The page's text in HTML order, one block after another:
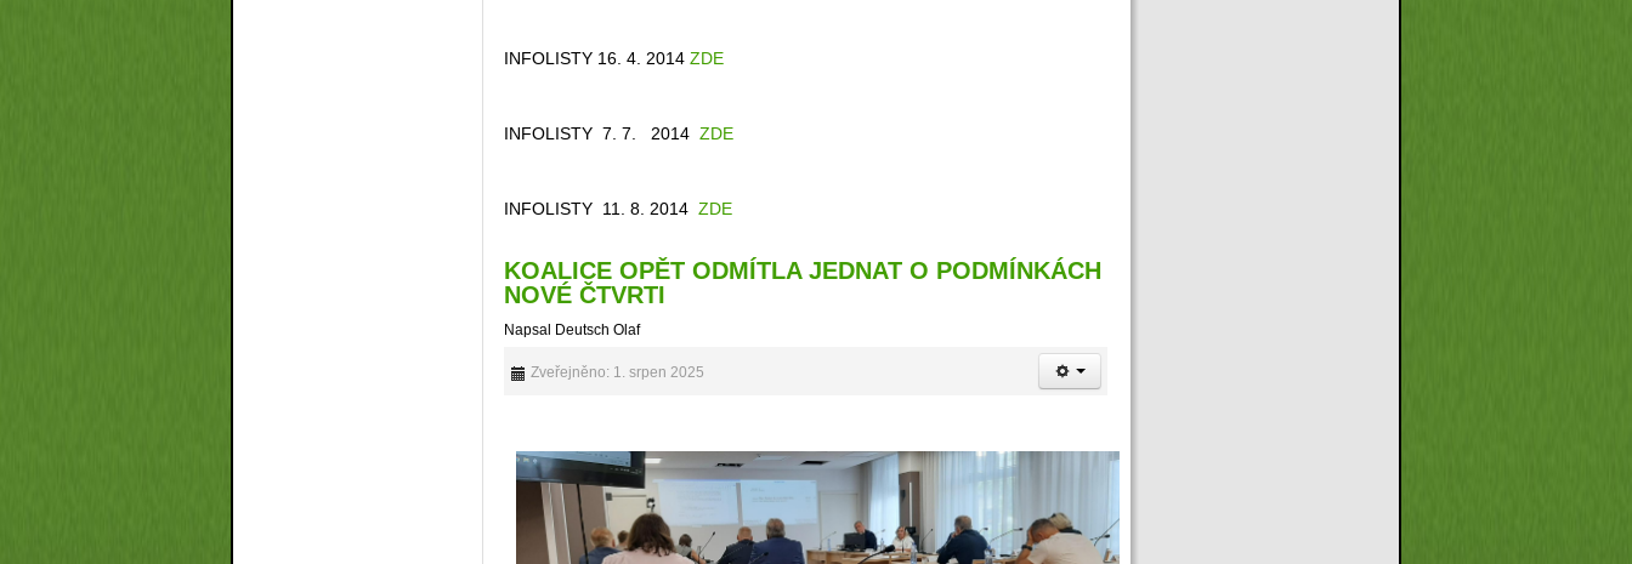
INFOLISTY 16. 4. 2014ZDE
INFOLISTY 7. 7. 2014ZDE
INFOLISTY 11. 8. 2014ZDE
KOALICE OPĚT ODMÍTLA JEDNAT O PODMÍNKÁCH
NOVÉ ČTVRTI
Napsal Deutsch Olaf
Zveřejněno: 1. srpen 2025